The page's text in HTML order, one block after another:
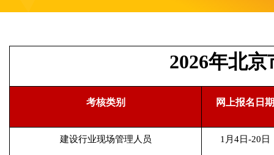
2026年北
考核类别 网上报名日期
建设行业现场管理人员 1月4日-20日